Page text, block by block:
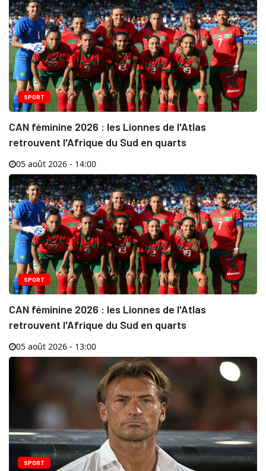
SPORT
CAN féminine 2026 : les Lionnes de l'Atlas
retrouvent l'Afrique du Sud en quarts
05 août 2026 - 14:00
SPORT
CAN féminine 2026 : les Lionnes de l'Atlas
retrouvent l'Afrique du Sud en quarts
05 août 2026 - 13:00
SPORT